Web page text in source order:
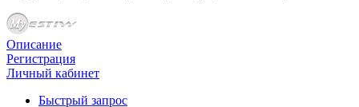
Описание
Регистрация
Личный кабинет
Быстрый запрос